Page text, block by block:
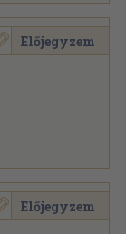
Előjegyzem
Előjegyzem